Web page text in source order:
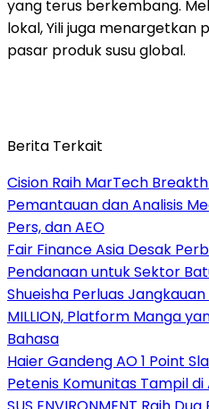
yang terus berkembang.
lokal, Yili juga menargetkan
pasar produk susu global.
Berita Terkait
Cision Raih MarTech
Pemantauan dan Analisis
Pers, dan AEO
Fair Finance Asia Desak
Pendanaan untuk Sektor
Shueisha Perluas
MILLION, Platform Manga
Bahasa
Haier Gandeng AO 1 Point
Petenis Komunitas Tampil